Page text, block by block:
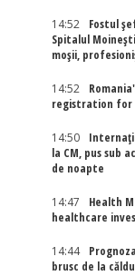
14:52
Fostul
Spitalul
moșii,
14:52
registration for
14:50
la CM, pus sub
de noapte
14:47
Health
healthcare
14:44
brusc de la